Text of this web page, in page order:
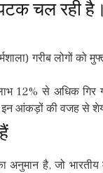
चल रही है।
गरीब लोगों को
12% से अधिक गिर
आंकड़ों की वजह से
अनुमान है, जो